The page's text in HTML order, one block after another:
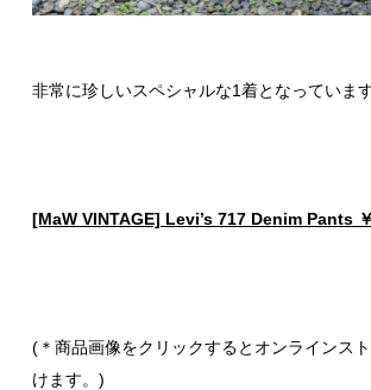
非常に珍しいスペシャルな1着となっています
[MaW VINTAGE] Levi’s 717 Denim Pants
(＊商品画像をクリックするとオンラインス
けます。)